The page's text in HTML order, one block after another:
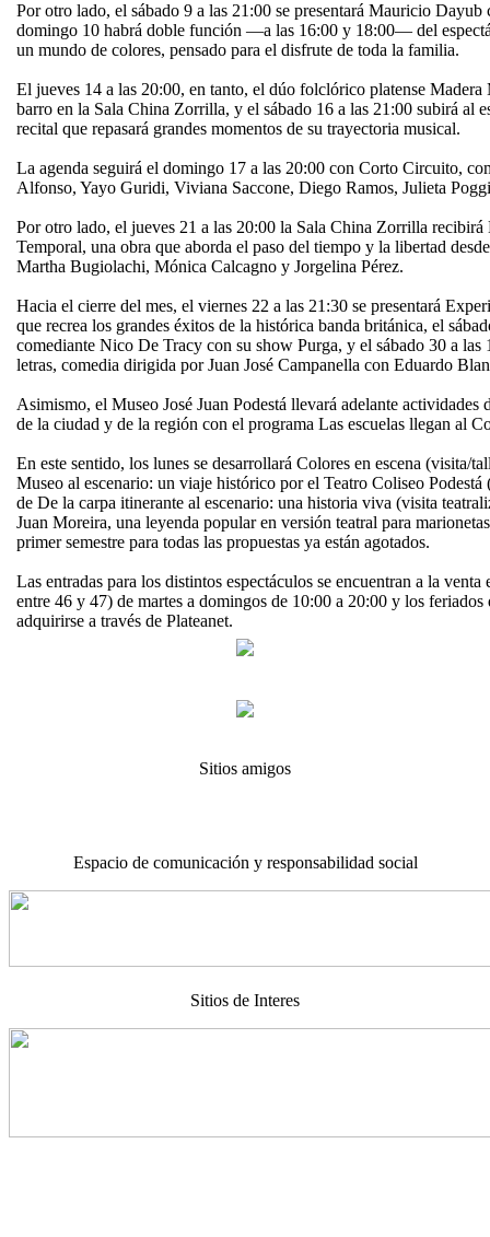
Por otro lado, el sábado 9 a las 21:00 se presentará Mauricio
domingo 10 habrá doble función —a las 16:00 y 18:00— del
un mundo de colores, pensado para el disfrute de toda la familia.
El jueves 14 a las 20:00, en tanto, el dúo folclórico platense
barro en la Sala China Zorrilla, y el sábado 16 a las 21:00 subirá al
recital que repasará grandes momentos de su trayectoria musical.
La agenda seguirá el domingo 17 a las 20:00 con Corto Circuito,
Alfonso, Yayo Guridi, Viviana Saccone, Diego Ramos, Julieta
Por otro lado, el jueves 21 a las 20:00 la Sala China Zorrilla
Temporal, una obra que aborda el paso del tiempo y la libertad
Martha Bugiolachi, Mónica Calcagno y Jorgelina Pérez.
Hacia el cierre del mes, el viernes 22 a las 21:30 se presentará
que recrea los grandes éxitos de la histórica banda británica, el
comediante Nico De Tracy con su show Purga, y el sábado 30 a
letras, comedia dirigida por Juan José Campanella con Eduardo
Asimismo, el Museo José Juan Podestá llevará adelante actividades
de la ciudad y de la región con el programa Las escuelas llegan al
En este sentido, los lunes se desarrollará Colores en escena (visita/
Museo al escenario: un viaje histórico por el Teatro Coliseo
de De la carpa itinerante al escenario: una historia viva (visita
Juan Moreira, una leyenda popular en versión teatral para
primer semestre para todas las propuestas ya están agotados.
Las entradas para los distintos espectáculos se encuentran a la
entre 46 y 47) de martes a domingos de 10:00 a 20:00 y los
adquirirse a través de Plateanet.
Sitios amigos
Espacio de comunicación y responsabilidad social
Sitios de Interes